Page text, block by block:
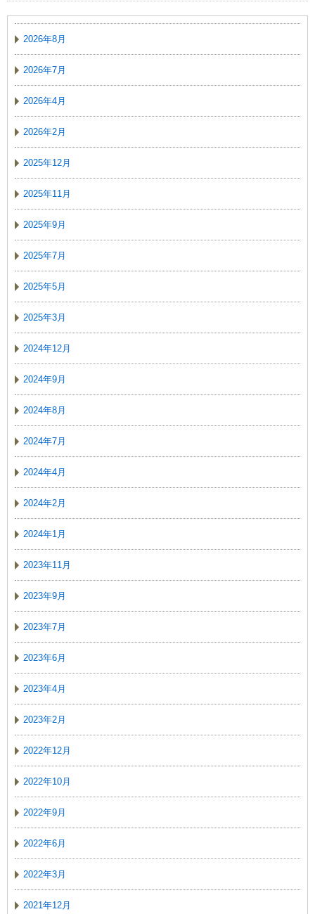
2026年8月
2026年7月
2026年4月
2026年2月
2025年12月
2025年11月
2025年9月
2025年7月
2025年5月
2025年3月
2024年12月
2024年9月
2024年8月
2024年7月
2024年4月
2024年2月
2024年1月
2023年11月
2023年9月
2023年7月
2023年6月
2023年4月
2023年2月
2022年12月
2022年10月
2022年9月
2022年6月
2022年3月
2021年12月